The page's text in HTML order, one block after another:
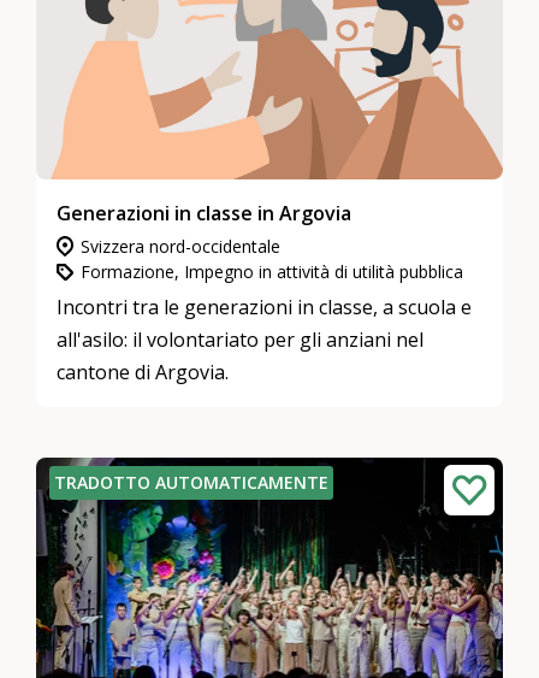
Generazioni in classe in Argovia
Svizzera nord-occidentale
Formazione, Impegno in attività di utilità pubblica
Incontri tra le generazioni in classe, a scuola e
all'asilo: il volontariato per gli anziani nel
cantone di Argovia.
TRADOTTO AUTOMATICAMENTE